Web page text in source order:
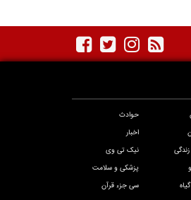
حوادث
اخبار
نیک تی وی
پزشکی و سلامت
سی جزء قرآن